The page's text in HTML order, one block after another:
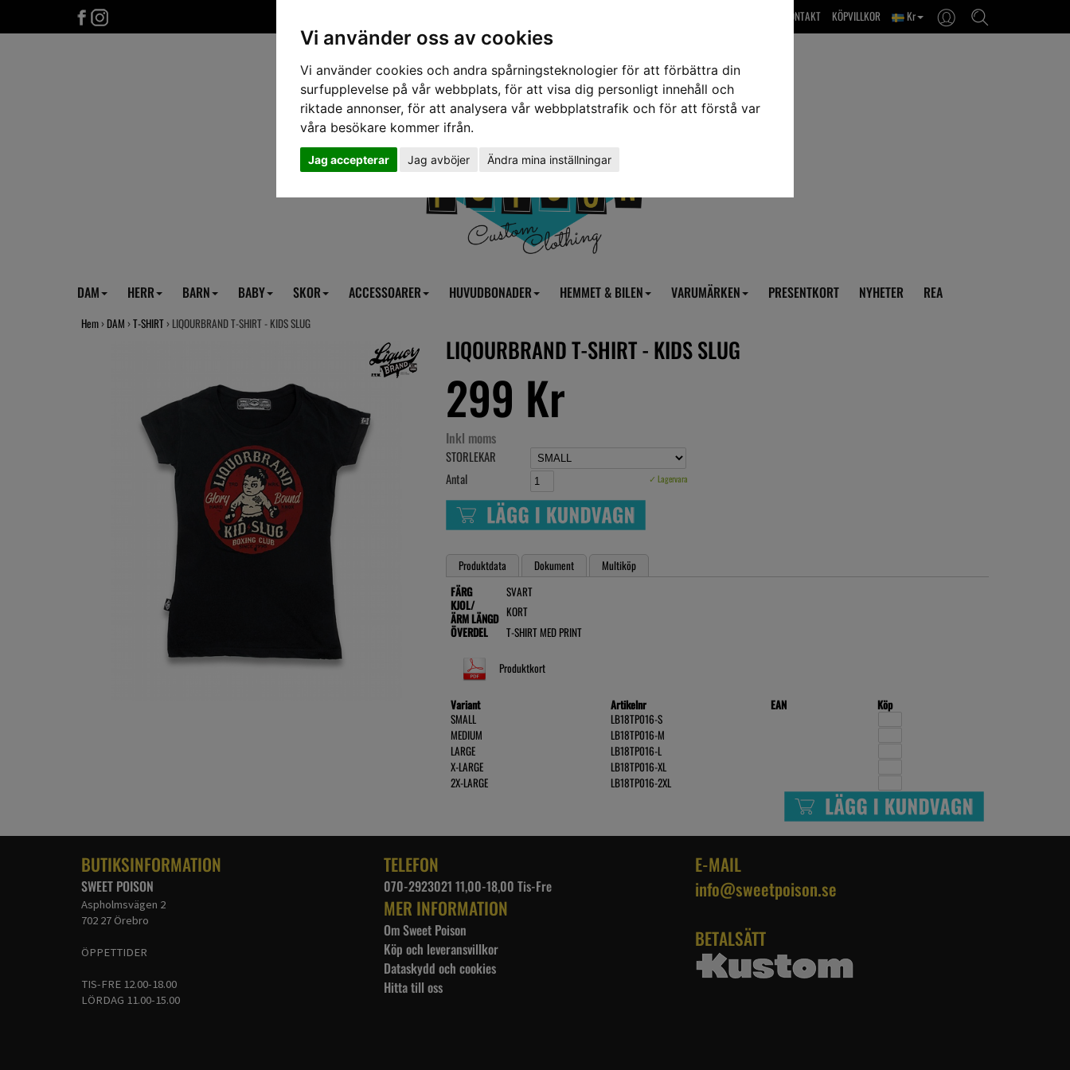
Vi använder oss av cookies
Vi använder cookies och andra spårningsteknologier för att förbättra din
surfupplevelse på vår webbplats, för att visa dig personligt innehåll och
riktade annonser, för att analysera vår webbplatstrafik och för att förstå var
våra besökare kommer ifrån.
Jag accepterar Jag avböjer Ändra mina inställningar
Kr
KÖPVILLKOR
OM OSS & KONTAKT
DAM HERR BARN BABY SKOR ACCESSOARER HUVUDBONADER HEMMET & BILEN VARUMÄRKEN PRESENTKORT NYHETER REA
Hem › DAM ›T-SHIRT › LIQOURBRAND T-SHIRT - KIDS SLUG
LIQOURBRAND T-SHIRT - KIDS SLUG
299 Kr
Inkl moms
STORLEKAR
Antal
✓ Lagervara
Produktdata Dokument
Multiköp
FÄRG
SVART
KJOL/
ÄRM LÄNGD KORT
ÖVERDEL
T-SHIRT MED PRINT
Produktkort
Variant Artikelnr EAN
Köp
SMALL
LB18TP016-S
MEDIUM
LB18TP016-M
LARGE
LB18TP016-L
X-LARGE
LB18TP016-XL
2X-LARGE
LB18TP016-2XL
BUTIKSINFORMATION
SWEET POISON
Aspholmsvägen 2
702 27 Örebro
ÖPPETTIDER
TIS-FRE 12.00-18.00
LÖRDAG 11.00-15.00
TELEFON
070-2923021 11,00-18,00 Tis-Fre
MER INFORMATION
Om Sweet Poison
Köp och leveransvillkor
Dataskydd och cookies
Hitta till oss
E-MAIL
info@sweetpoison.se
BETALSÄTT